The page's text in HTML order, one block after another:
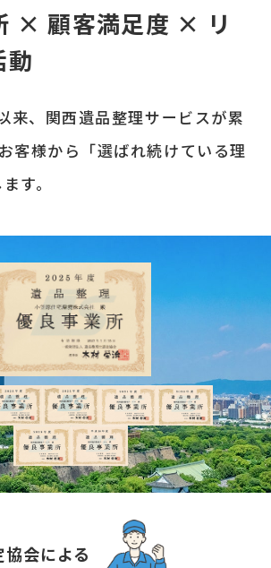
× 顧客満足度 × リ
動
来、関西遺品整理サービスが累
客様から「選ばれ続けている理
す。
会による